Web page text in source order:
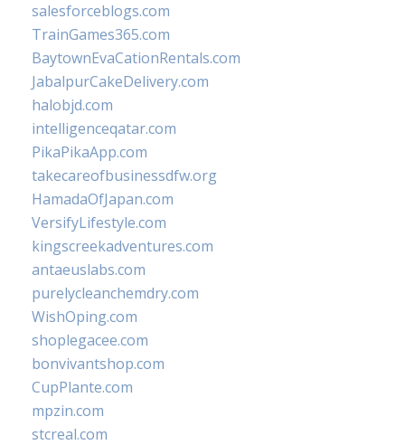
salesforceblogs.com
TrainGames365.com
BaytownEvaCationRentals.com
JabalpurCakeDelivery.com
halobjd.com
intelligenceqatar.com
PikaPikaApp.com
takecareofbusinessdfw.org
HamadaOfJapan.com
VersifyLifestyle.com
kingscreekadventures.com
antaeuslabs.com
purelycleanchemdry.com
WishOping.com
shoplegacee.com
bonvivantshop.com
CupPlante.com
mpzin.com
stcreal.com